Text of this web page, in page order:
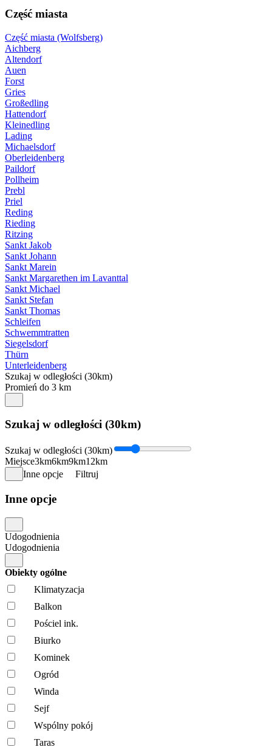
Część miasta
Część miasta (Wolfsberg)
Aichberg
Altendorf
Auen
Forst
Gries
Großedling
Hattendorf
Kleinedling
Lading
Michaelsdorf
Oberleidenberg
Paildorf
Pollheim
Prebl
Priel
Reding
Rieding
Ritzing
Sankt Jakob
Sankt Johann
Sankt Marein
Sankt Margarethen im Lavanttal
Sankt Michael
Sankt Stefan
Sankt Thomas
Schleifen
Schwemmtratten
Siegelsdorf
Thürn
Unterleidenberg
Szukaj w odległości (30km)
Promień do 3 km
Szukaj w odległości (30km)
Szukaj w odległości (30km)
Miejsce3km6km9km12km
Inne opcje
Filtruj
Inne opcje
Udogodnienia
Udogodnienia
Obiekty ogólne
Klimatyzacja
Balkon
Pościel ink.
Biurko
Kominek
Ogród
Winda
Sejf
Wspólny pokój
Taras